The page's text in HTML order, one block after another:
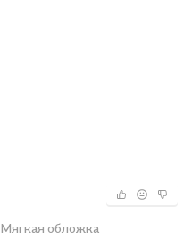
Мягкая обложка